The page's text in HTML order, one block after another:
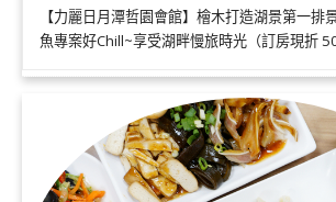
【力麗日月潭哲園會館】檜木打造湖景第一排
魚專案好Chill~享受湖畔慢旅時光（訂房現折